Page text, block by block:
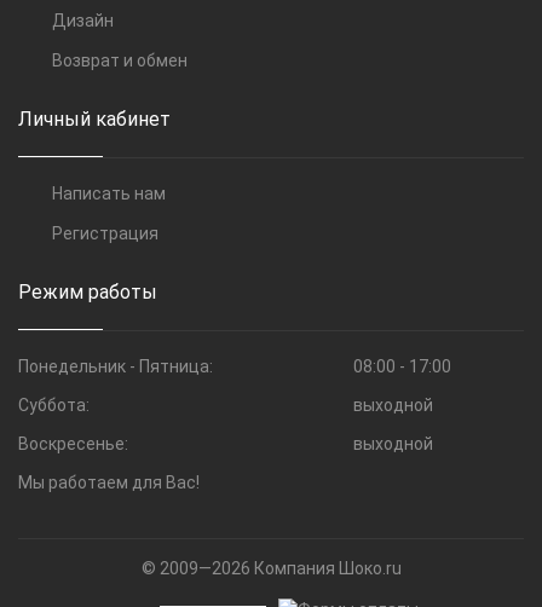
Дизайн
Возврат и обмен
Личный кабинет
Написать нам
Регистрация
Режим работы
Понедельник - Пятница:
08:00 - 17:00
Суббота:
выходной
Воскресенье:
выходной
Мы работаем для Вас!
© 2009—2026 Компания Шоко.ru